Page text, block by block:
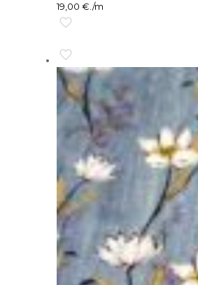
19,00 €. /m